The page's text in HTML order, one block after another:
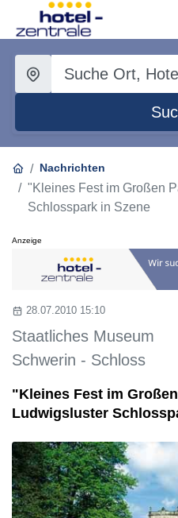
Nachrichten
"Kleines Fest im Großen
Schlosspark in Szene
Anzeige
28.07.2010 15:10
Staatliches Museum
Schwerin - Schloss
"Kleines Fest im
Ludwigsluster